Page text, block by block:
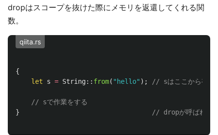
dropはスコープを抜けた際にメモリを返還してくれる関
数。
qiita.rs
{
let
s = String:: from( "hello" ); // sはここから有効
// sで作業をする
}
// dropが呼ばれｓ